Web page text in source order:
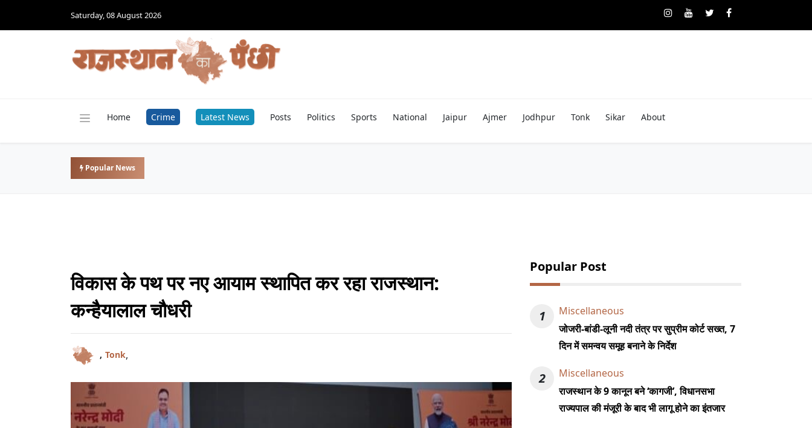
Saturday, 08 August 2026
Home Crime Latest News Posts Politics Sports National Jaipur Ajmer Jodhpur Tonk Sikar About
Popular News
विकास के पथ पर नए आयाम स्थापित कर रहा राजस्थान:
कन्हैयालाल चौधरी
, Tonk,
Popular Post
1
Miscellaneous
जोजरी-बांडी-लूनी नदी तंत्र पर सुप्रीम कोर्ट सख्त, 7
दिन में समन्वय समूह बनाने के निर्देश
2
Miscellaneous
राजस्थान के 9 कानून बने ‘कागजी’, विधानसभा
राज्यपाल की मंजूरी के बाद भी लागू होने का इंतजार